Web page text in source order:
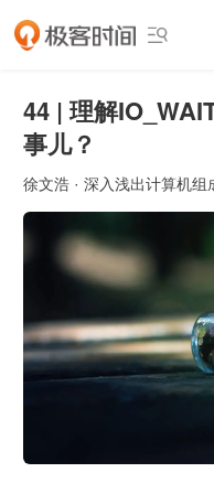

44 | 理解
事儿？
徐文浩 · 深入浅出计算机组